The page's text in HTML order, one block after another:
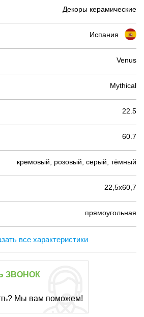
Декоры керамические
Испания
Venus
Mythical
22.5
60.7
кремовый, розовый, серый, тёмный
22,5х60,7
прямоугольная
все характеристики
ЗВОНОК
Мы вам поможем!